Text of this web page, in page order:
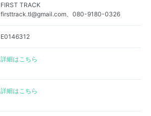
FIRST TRACK
firsttrack.tl@gmail.com、080-9180-0326
E0146312
詳細はこちら
詳細はこちら